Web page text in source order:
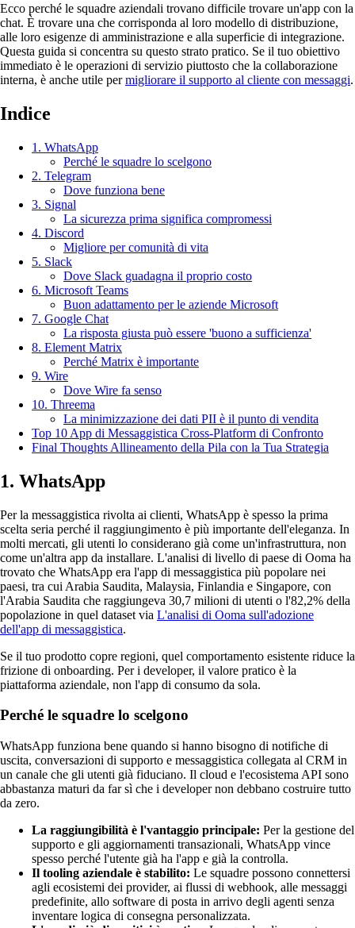
Ecco perché le squadre aziendali trovano difficile trovare un'app con la
chat. È trovare una che corrisponda al loro modello di distribuzione,
alle loro esigenze di amministrazione e alla superficie di integrazione.
Questa guida si concentra su questo strato pratico. Se il tuo obiettivo
immediato è le operazioni di servizio piuttosto che la collaborazione
interna, è anche utile permigliorare il supporto al cliente con messaggi.
Indice
1. WhatsApp
Perché le squadre lo scelgono
2. Telegram
Dove funziona bene
3. Signal
La sicurezza prima significa compromessi
4. Discord
Migliore per comunità di vita
5. Slack
Dove Slack guadagna il proprio costo
6. Microsoft Teams
Buon adattamento per le aziende Microsoft
7. Google Chat
La risposta giusta può essere 'buono a sufficienza'
8. Element Matrix
Perché Matrix è importante
9. Wire
Dove Wire fa senso
10. Threema
La minimizzazione dei dati PII è il punto di vendita
Top 10 App di Messaggistica Cross-Platform di Confronto
Final Thoughts Allineamento della Pila con la Tua Strategia
1. WhatsApp
Per la messaggistica rivolta ai clienti, WhatsApp è spesso la prima
scelta seria perché il raggiungimento è più importante dell'eleganza. In
molti mercati, gli utenti lo considerano già come un'infrastruttura, non
come un'altra app da installare. L'analisi di livello di paese di Ooma ha
trovato che WhatsApp era l'app di messaggistica più popolare nei
paesi, tra cui Arabia Saudita, Malaysia, Finlandia e Singapore, con
l'Arabia Saudita che raggiungeva 30,7 milioni di utenti o l'82,2% della
popolazione in quel dataset via L'analisi di Ooma sull'adozione
dell'app di messaggistica.
Se il tuo prodotto copre regioni, quel comportamento esistente riduce la
frizione di onboarding. Per i developer, il valore pratico è la
piattaforma aziendale, non l'app di consumo da sola.
Perché le squadre lo scelgono
WhatsApp funziona bene quando si hanno bisogno di notifiche di
uscita, conversazioni di supporto e messaggistica collegata al CRM in
un canale che gli utenti già fiduciano. Il cloud e l'ecosistema API sono
abbastanza maturi da far sì che i developer non debbano costruire tutto
da zero.
La raggiungibilità è l'vantaggio principale: Per la gestione del
supporto e gli aggiornamenti transazionali, WhatsApp vince
spesso perché l'utente già ha l'app e già la controlla.
Il tooling aziendale è stabilito: Le squadre possono connettersi
agli ecosistemi dei provider, ai flussi di webhook, alle messaggi
predefinite, allo software di posta in arrivo degli agenti senza
inventare logica di consegna personalizzata.